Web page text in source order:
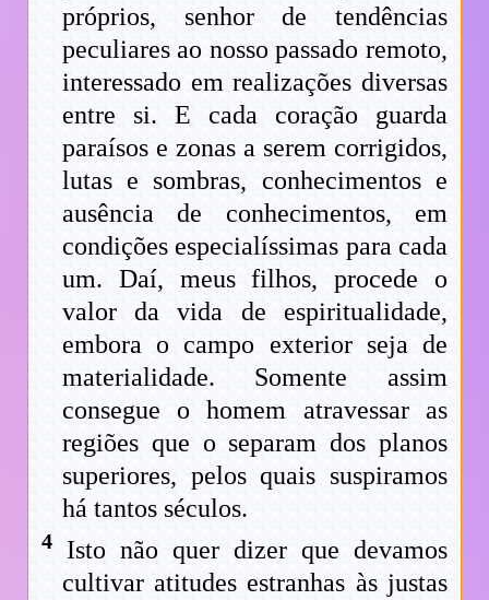
próprios, senhor de tendências
peculiares ao nosso passado remoto,
interessado em realizações diversas
entre si. E cada coração guarda
paraísos e zonas a serem corrigidos,
lutas e sombras, conhecimentos e
ausência de conhecimentos, em
condições especialíssimas para cada
um. Daí, meus filhos, procede o
valor da vida de espiritualidade,
embora o campo exterior seja de
materialidade. Somente assim
consegue o homem atravessar as
regiões que o separam dos planos
superiores, pelos quais suspiramos
há tantos séculos.
4 Isto não quer dizer que devamos
cultivar atitudes estranhas às justas